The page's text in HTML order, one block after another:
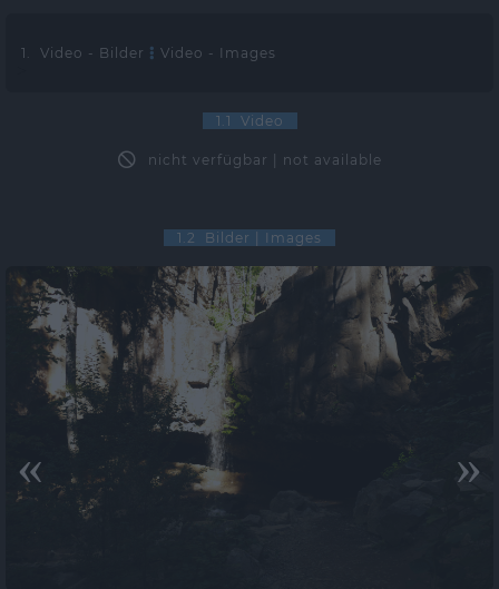
1. Video - Bilder Video - Images
1.1 Video
nicht verfügbar | not available
1.2 Bilder | Images
« »